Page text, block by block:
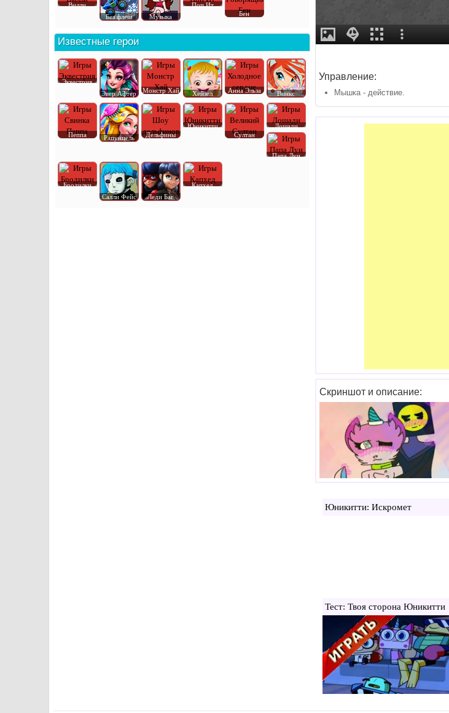
Управление:
Мышка - действие.
Скриншот и описание:
Юникитти: Искромет
Тест: Твоя сторона Юникитти
Вилли
Без флеш
Музыка
Поп Ит
Бен
Известные герои
Эквестрия
Эвер Афтер
Монстр Хай Хейзел Анна Эльза Винкс
Пеппа Рапунцель Дельфины
Юникитти
Султан
Лошади
Папа Луи
Бродилки
Салли Фейс
Леди Баг
Капхед